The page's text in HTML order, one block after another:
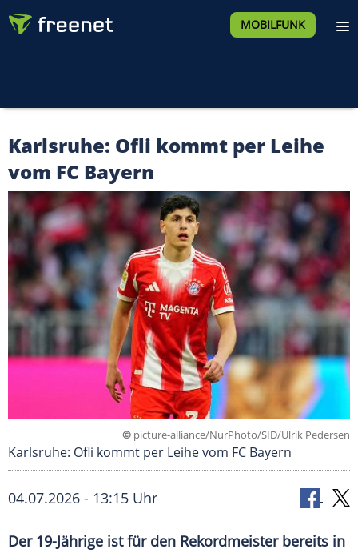
MOBILFUNK
Karlsruhe: Ofli kommt per Leihe
vom FC Bayern
© picture-alliance/NurPhoto/SID/Ulrik Pedersen
Karlsruhe: Ofli kommt per Leihe vom FC Bayern
04.07.2026 - 13:15 Uhr
Der 19-Jährige ist für den Rekordmeister bereits in